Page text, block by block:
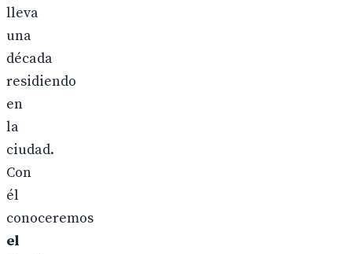
lleva
una
década
residiendo
en
la
ciudad.
Con
él
conoceremos
el